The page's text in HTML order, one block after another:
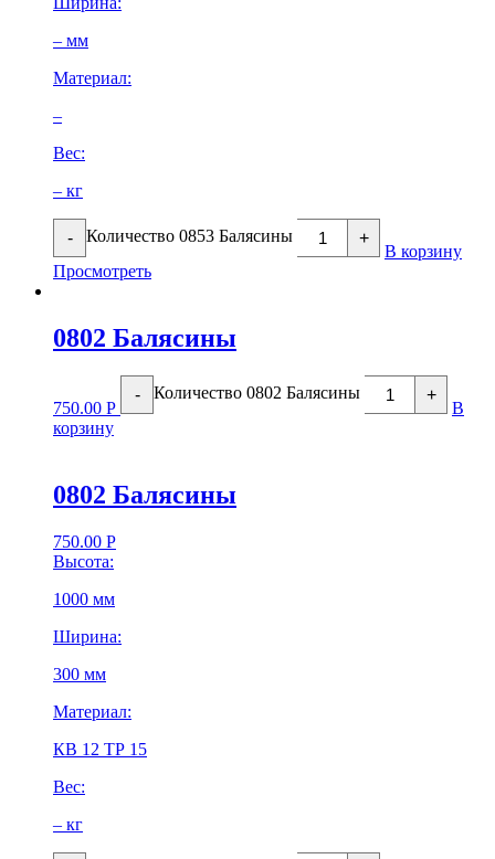
– мм
Материал:
–
Вес:
– кг
- Количество 0853 Балясины +
В корзину
Просмотреть
0802 Балясины
750.00 Р
- Количество 0802 Балясины +
В
корзину
0802 Балясины
750.00 Р
Высота:
1000 мм
Ширина:
300 мм
Материал:
КВ 12 ТР 15
Вес:
– кг